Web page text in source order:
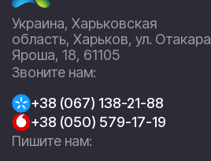
Украина, Харьковская
область, Харьков, ул. Отакара
Яроша, 18, 61105
Звоните нам:
+38 (067) 138-21-88
+38 (050) 579-17-19
Пишите нам: